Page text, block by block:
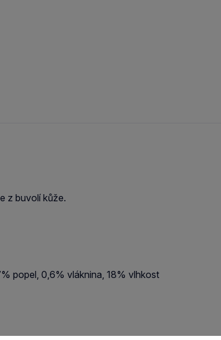
z buvolí kůže.
popel, 0,6% vláknina, 18% vlhkost